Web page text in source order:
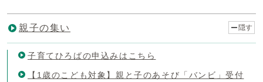
親子の集い 隠す
子育てひろばの申込みはこちら
【1歳のこども対象】親と子のあそび「バンビ」受付